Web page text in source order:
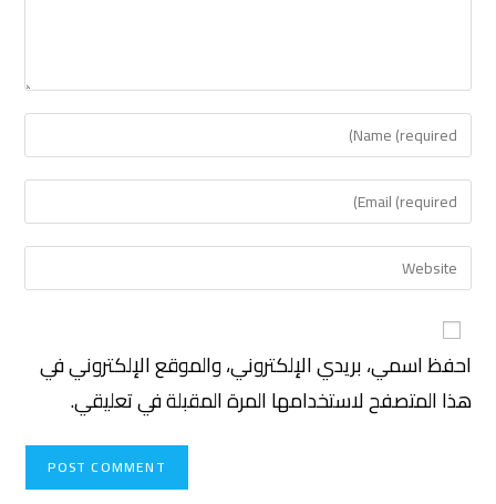
احفظ اسمي، بريدي الإلكتروني، والموقع الإلكتروني في
هذا المتصفح لاستخدامها المرة المقبلة في تعليقي.